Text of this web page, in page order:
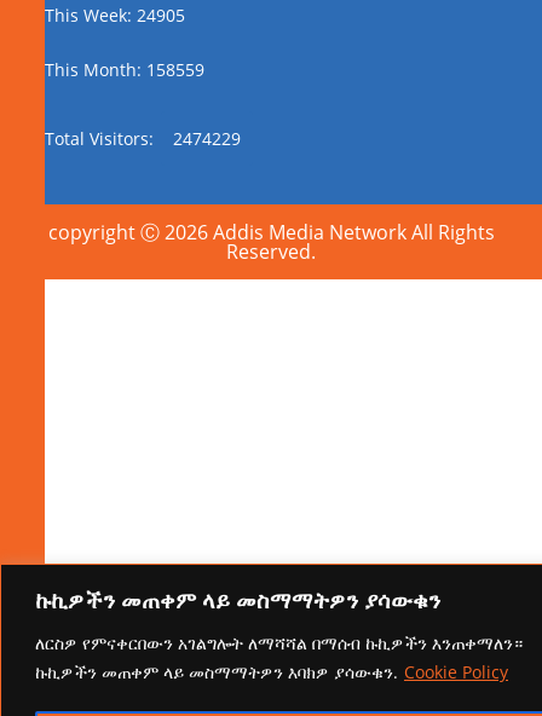
ኩኪዎችን መጠቀም ላይ መስማማትዎን ያሳውቁን
ለርስዎ የምናቀርበውን አገልግሎት ለማሻሻል በማሰብ ኩኪዎችን እንጠቀማለን።
ኩኪዎችን መጠቀም ላይ መስማማትዎን እባክዎ ያሳውቁን. Cookie Policy
This Week: 24905
This Month: 158559
Total Visitors: 2474229
copyright Ⓒ 2026 Addis Media Network All Rights
Reserved.